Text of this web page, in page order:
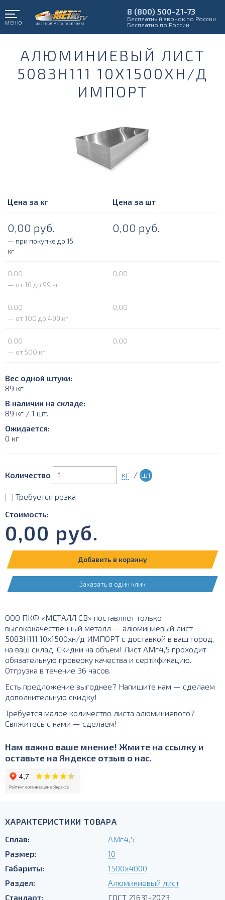
МЕНЮ
8 (800) 500-21-73
Бесплатный звонок по России
Бесплатно по России
АЛЮМИНИЕВЫЙ ЛИСТ
5083Н111 10Х1500ХН/Д
ИМПОРТ
Цена за кг Цена за шт
0,00 руб. 0,00 руб.
— при покупке до 15
кг
0,00
0,00
— от 16 до 99 кг
0,00
0,00
— от 100 до 499 кг
0,00
0,00
— от 500 кг
Вес одной штуки:
89 кг
В наличии на складе:
89 кг / 1 шт.
Ожидается:
0 кг
Количество кг / шт
Требуется резка
Стоимость:
0,00 руб.
Добавить в корзину
Заказать в один клик
ООО ПКФ «МЕТАЛЛ СВ» поставляет только
высококачественный металл — алюминиевый лист
5083Н111 10х1500хн/д ИМПОРТ с доставкой в ваш город,
на ваш склад. Скидки на объем! Лист АМг4,5 проходит
обязательную проверку качества и сертификацию.
Отгрузка в течение 36 часов.
Есть предложение выгоднее? Напишите нам — сделаем
дополнительную скидку!
Требуется малое количество листа алюминиевого?
Свяжитесь с нами — сделаем!
Нам важно ваше мнение! Жмите на ссылку и
оставьте на Яндексе отзыв о нас.
ХАРАКТЕРИСТИКИ ТОВАРА
Сплав:
АМг4,5
Размер:
10
Габариты:
1500х4000
Раздел:
Алюминиевый лист
Стандарт:
ГОСТ 21631-2023